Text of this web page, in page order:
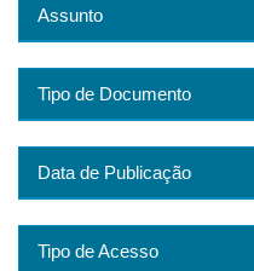
Assunto
Tipo de Documento
Data de Publicação
Tipo de Acesso